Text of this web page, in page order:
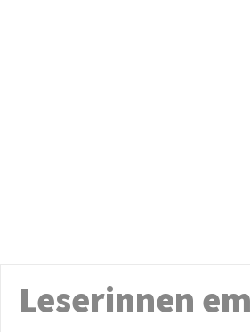
Leserinnen